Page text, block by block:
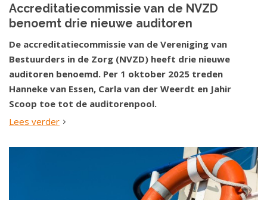
Accreditatiecommissie van de NVZD
benoemt drie nieuwe auditoren
De accreditatiecommissie van de Vereniging van
Bestuurders in de Zorg (NVZD) heeft drie nieuwe
auditoren benoemd. Per 1 oktober 2025 treden
Hanneke van Essen, Carla van der Weerdt en Jahir
Scoop toe tot de auditorenpool.
Lees verder